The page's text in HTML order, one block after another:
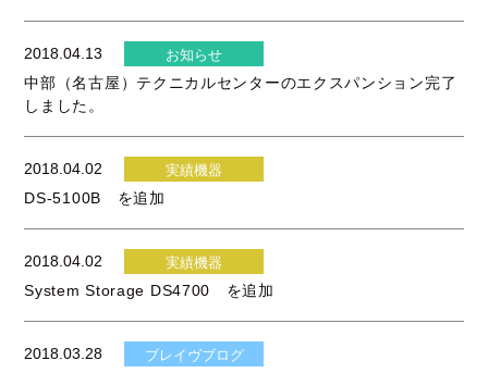
2018.04.13 お知らせ
中部（名古屋）テクニカルセンターのエクスパンション完了
しました。
2018.04.02 実績機器
DS-5100B を追加
2018.04.02 実績機器
System Storage DS4700 を追加
2018.03.28 ブレイヴブログ